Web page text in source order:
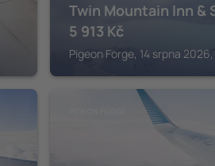
Twin Mountain Inn &
5 913 Kč
Pigeon Forge, 14 srpna